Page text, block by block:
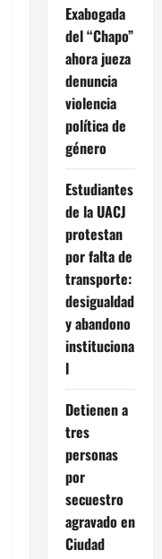
Exabogada
del “Chapo”
ahora jueza
denuncia
violencia
política de
género
Estudiantes
de la UACJ
protestan
por falta de
transporte:
desigualdad
y abandono
instituciona
l
Detienen a
tres
personas
por
secuestro
agravado en
Ciudad